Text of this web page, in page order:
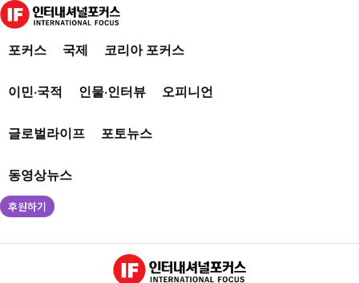
포커스 국제 코리아 포커스
이민·국적 인물·인터뷰 오피니언
글로벌라이프 포토뉴스
동영상뉴스
후원하기